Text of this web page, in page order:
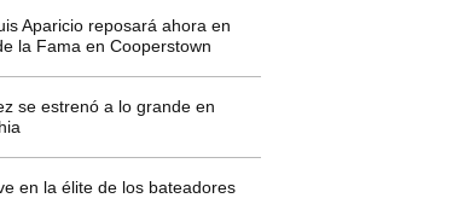
Aparicio reposará ahora en
la Fama en Cooperstown
se estrenó a lo grande en
en la élite de los bateadores